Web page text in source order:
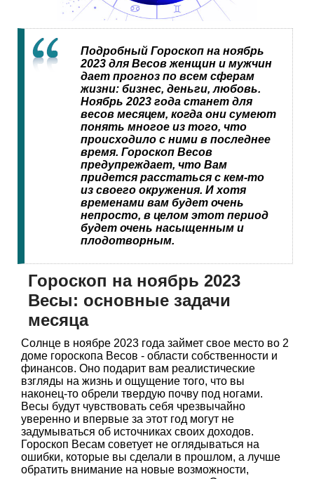
Подробный Гороскоп на ноябрь
2023 для Весов женщин и мужчин
дает прогноз по всем сферам
жизни: бизнес, деньги, любовь.
Ноябрь 2023 года станет для
весов месяцем, когда они сумеют
понять многое из того, что
происходило с ними в последнее
время. Гороскоп Весов
предупреждает, что Вам
придется расстаться с кем-то
из своего окружения. И хотя
временами вам будет очень
непросто, в целом этот период
будет очень насыщенным и
плодотворным.
Гороскоп на ноябрь 2023
Весы: основные задачи
месяца
Солнце в ноябре 2023 года займет свое место во 2
доме гороскопа Весов - области собственности и
финансов. Оно подарит вам реалистические
взгляды на жизнь и ощущение того, что вы
наконец-то обрели твердую почву под ногами.
Весы будут чувствовать себя чрезвычайно
уверенно и впервые за этот год могут не
задумываться об источниках своих доходов.
Гороскоп Весам советует не оглядываться на
ошибки, которые вы сделали в прошлом, а лучше
обратить внимание на новые возможности,